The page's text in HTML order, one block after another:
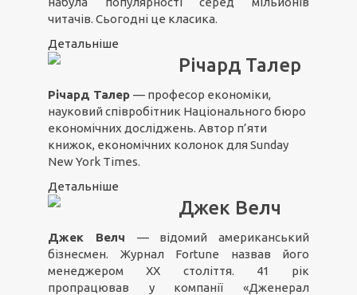
читачів. Сьогодні це класика.
Детальніше
Річард Талер
Річард Талер — професор економіки,
науковий співробітник Національного бюро
економічних досліджень. Автор п’яти
книжок, економічних колонок для Sunday
New York Times.
Детальніше
Джек Велч
Джек Велч — відомий американський
бізнесмен. Журнал Fortune назвав його
менеджером ХХ століття. 41 рік
пропрацював у компанії «Дженерал